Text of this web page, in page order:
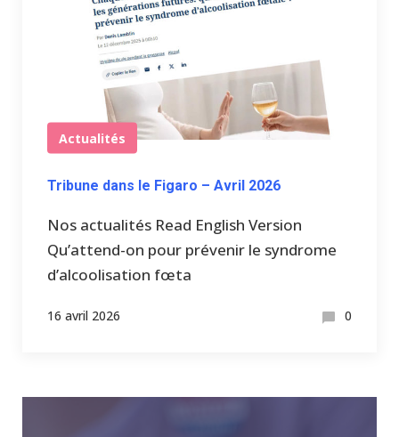
Actualités
Tribune dans le Figaro – Avril 2026
Nos actualités Read English Version
Qu’attend-on pour prévenir le syndrome
d’alcoolisation fœta
16 avril 2026 0